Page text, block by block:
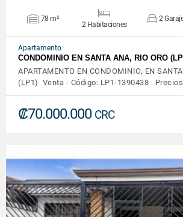
78 m²
2 Habitaciones
2 Garaje
Apartamento
CONDOMINIO EN SANTA ANA, RIO ORO
APARTAMENTO EN CONDOMINIO, EN
(LP1) Venta - Código: LP1-1390438
₡70.000.000 CRC